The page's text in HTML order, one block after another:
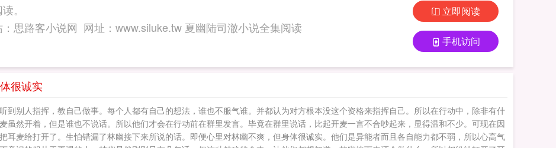
。
三秒记住本站：思路客小说网 网址：www.siluke.tw 夏幽陆司澈小说全集阅读
立即阅读
手机访问
很诚实
到别人指挥，教自己做事。每个人都有自己的想法，谁也不服气谁。并都认为对方根本没这个资格来指挥自己。所以在行动中，除非有什
虽然开着，但是谁也不说话。所以他们才会在行动前在群里发言。毕竟在群里说话，比起开麦一言不合吵起来，显得温和不少。可现在因
耳麦给打开了。生怕错漏了林幽接下来所说的话。即便心里对林幽不爽，但身体很诚实。他们是异能者而且各自能力都不弱，所以心高气